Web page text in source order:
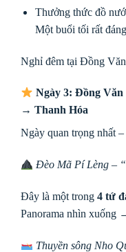
Thưởng thức đồ
Một buổi tối rất
Nghỉ đêm tại Đồng
Ngày 3: Đồng
→ Thanh Hóa
Ngày quan trọng nhất
Đèo Mã Pí Lèng –
Đây là một trong 4 tứ
Panorama nhìn xuống
Thuyền sông Nho